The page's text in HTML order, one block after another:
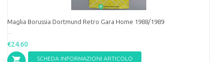
Maglia Borussia Dortmund Retro Gara Home 1988/1989
€24.60
SCHEDA INFORMAZIONI ARTICOLO